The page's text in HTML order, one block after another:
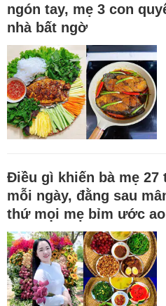
ngón tay, mẹ 3 con
nhà bất ngờ
Điều gì khiến bà mẹ 27
mỗi ngày, đằng sau
thứ mọi mẹ bỉm ước ao